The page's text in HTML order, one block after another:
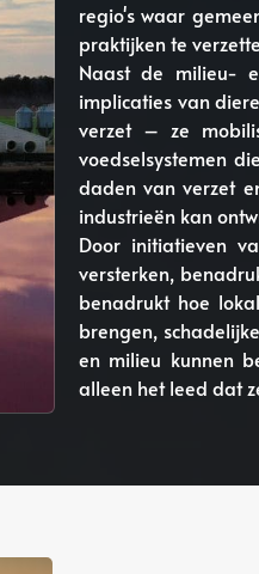
regio's waar
praktijken te
Naast de milieu-
implicaties van
verzet – ze
voedselsystemen
daden van verzet
industrieën kan
Door initiatieven
versterken,
benadrukt hoe
brengen,
en milieu kunnen
alleen het leed dat